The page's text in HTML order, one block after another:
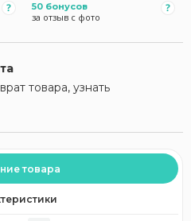
50 бонусов
за отзыв с фото
товара, узнать
товара